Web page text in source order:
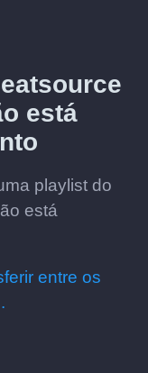
está
playlist do
está
entre os